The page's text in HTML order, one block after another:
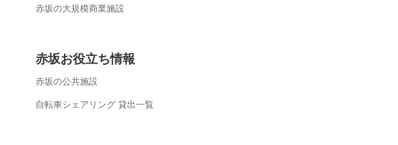
赤坂の大規模商業施設
赤坂お役立ち情報
赤坂の公共施設
自転車シェアリング 貸出一覧